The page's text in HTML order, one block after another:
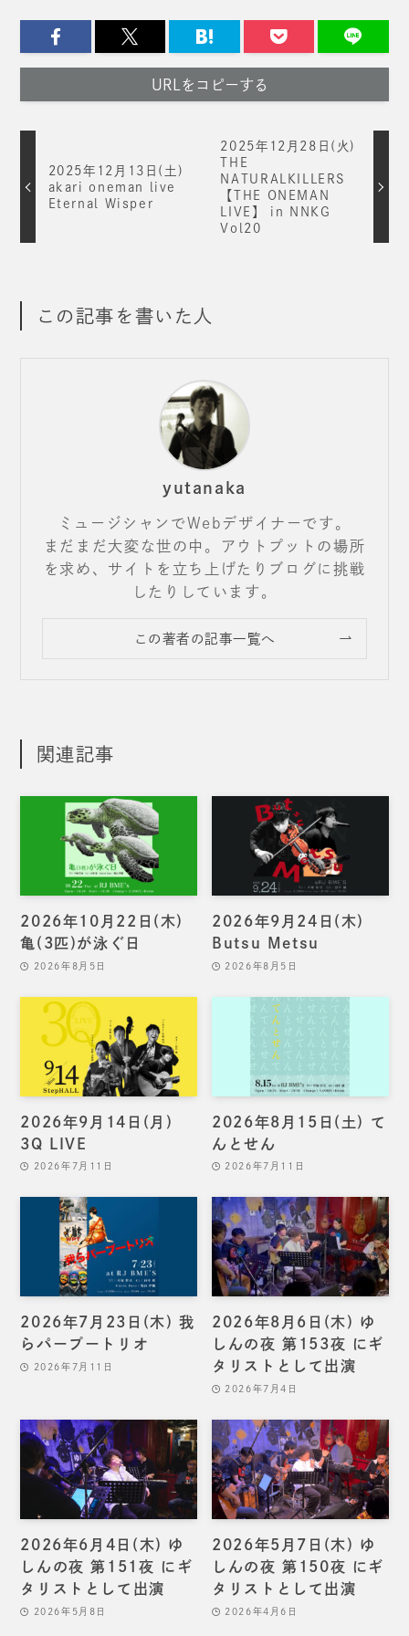
URLをコピーする
2025年12月13日(土)
akari oneman live
Eternal Wisper
2025年12月28日(火)
THE
NATURALKILLERS
【THE ONEMAN
LIVE】 in NNKG
Vol20
この記事を書いた人
yutanaka
ミュージシャンでWebデザイナーです。
まだまだ大変な世の中。アウトプットの場所
を求め、サイトを立ち上げたりブログに挑戦
したりしています。
この著者の記事一覧へ
関連記事
2026年10月22日(木)
亀(3匹)が泳ぐ日
2026年8月5日
2026年9月24日(木)
Butsu Metsu
2026年8月5日
2026年9月14日(月)
3Q LIVE
2026年7月11日
2026年8月15日(土) て
んとせん
2026年7月11日
2026年7月23日(木) 我
らパープートリオ
2026年7月11日
2026年8月6日(木) ゆ
しんの夜 第153夜 にギ
タリストとして出演
2026年7月4日
2026年6月4日(木) ゆ
しんの夜 第151夜 にギ
タリストとして出演
2026年5月8日
2026年5月7日(木) ゆ
しんの夜 第150夜 にギ
タリストとして出演
2026年4月6日